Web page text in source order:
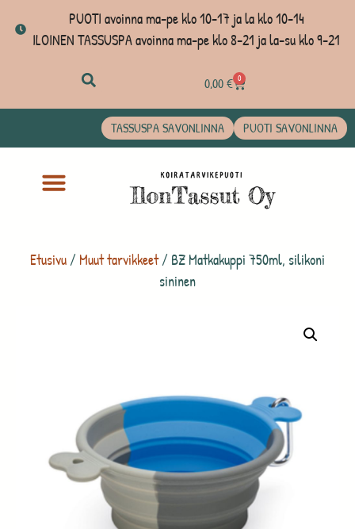
PUOTI avoinna ma-pe klo 10-17 ja la klo 10-14
ILOINEN TASSUSPA avoinna ma-pe klo 8-21 ja la-su klo 9-21
0,00€ 0
TASSUSPA SAVONLINNA PUOTI SAVONLINNA
Etusivu / Muut tarvikkeet/ BZ Matkakuppi 750ml, silikoni
sininen